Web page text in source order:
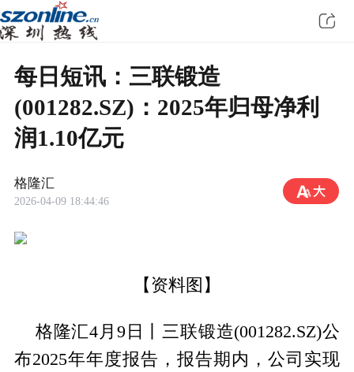
每日短讯：三联锻造
(001282.SZ)：2025年归母净利
润1.10亿元
格隆汇
2026-04-09 18:44:46
【资料图】
格隆汇4月9日丨三联锻造(001282.SZ)公
布2025年年度报告，报告期内，公司实现